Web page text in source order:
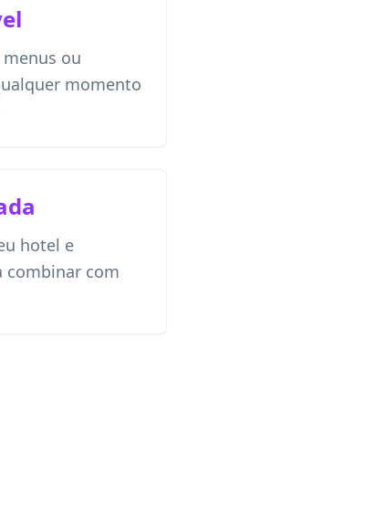
ou
momento
hotel e
combinar com